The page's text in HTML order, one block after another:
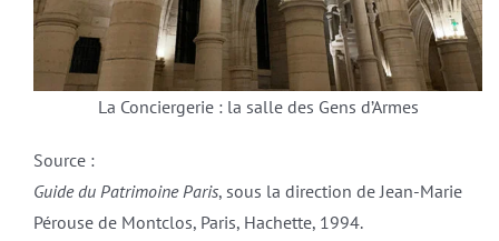
La Conciergerie : la salle des Gens d’Armes
Source :
Guide du Patrimoine Paris, sous la direction de Jean-Marie
Pérouse de Montclos, Paris, Hachette, 1994.